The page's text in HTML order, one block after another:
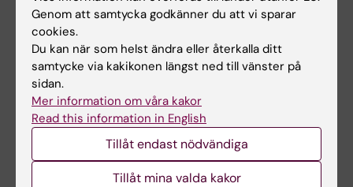
Karandyszowska N; Alagunduz H; Widaeus J;
Carlens F; Warnqvist A; Magnussion M;
Gunnarsson I; Svenungsson E; Bruzelius M;
Antovic A
CONFERENCE PUBLICATION:2022;:a42.2-
a4a43
PO.2.37 Risk factors for recurrent thrombosis
and cause of death in patients with
antiphospholipid syndrome; a Swedish cohort
Genom att samtycka godkänner du att vi sparar
cookies.
Du kan när som helst ändra eller återkalla ditt
samtycke via kakikonen längst ned till vänster på
sidan.
Mer information om våra kakor
Read this information in English
Tillåt endast nödvändiga
Tillåt mina valda kakor